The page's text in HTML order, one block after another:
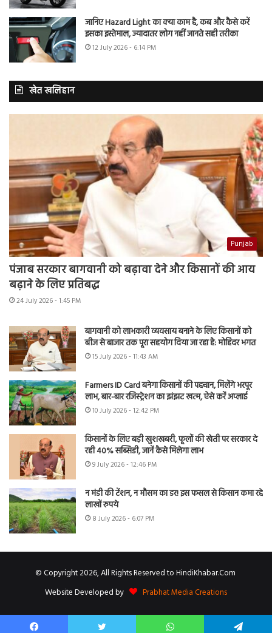
जानिए Hazard Light का क्या काम है, कब और कैसे करें
इसका इस्तेमाल, ज्यादातर लोग नहीं जानते सही तरीका
12 July 2026 - 6:14 PM
खेत खलिहान
Punjab
पंजाब सरकार बागवानी को बढ़ावा देने और किसानों की आय
बढ़ाने के लिए प्रतिबद्ध
24 July 2026 - 1:45 PM
बागवानी को लाभकारी व्यवसाय बनाने के लिए किसानों को
बीज से बाजार तक पूरा सहयोग दिया जा रहा है: मोहिंदर भगत
15 July 2026 - 11:43 AM
Farmers ID Card बनेगा किसानों की पहचान, मिलेंगे भरपूर
लाभ, बार-बार रजिस्ट्रेशन का झंझट खत्म, ऐसे करें अप्लाई
10 July 2026 - 12:42 PM
किसानों के लिए बड़ी खुशखबरी, फूलों की खेती पर सरकार दे
रही 40% सब्सिडी, जानें कैसे मिलेगा लाभ
9 July 2026 - 12:46 PM
न मंडी की टेंशन, न मौसम का डर! इस फसल से किसान कमा रहे
लाखों रुपये
8 July 2026 - 6:07 PM
© Copyright 2026, All Rights Reserved to HindiKhabar.Com
Website Developed by
Prabhat Media Creations